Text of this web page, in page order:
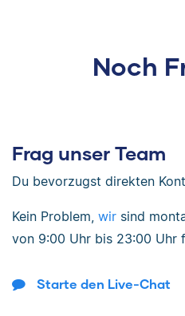
Noch
Frag unser Team
Du bevorzugst direkten
Kein Problem, wir sind
von 9:00 Uhr bis 23:00 Uhr
Starte den Live-Chat